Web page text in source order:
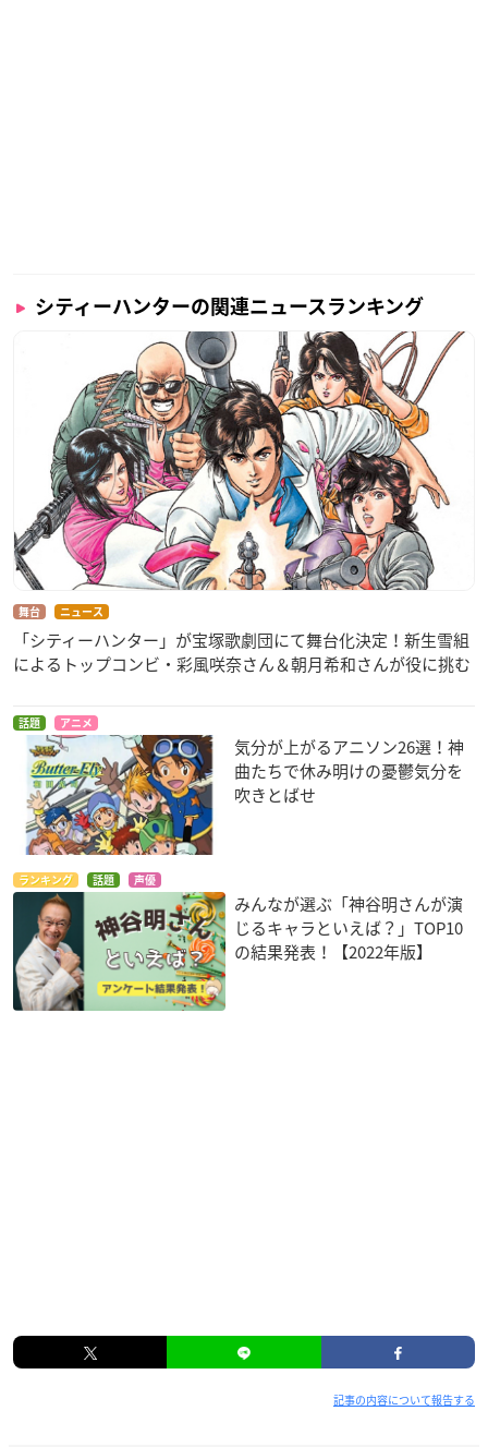
シティーハンターの関連ニュースランキング
舞台 ニュース
「シティーハンター」が宝塚歌劇団にて舞台化決定！新生雪組
によるトップコンビ・彩風咲奈さん＆朝月希和さんが役に挑む
話題 アニメ
気分が上がるアニソン26選！神
曲たちで休み明けの憂鬱気分を
吹きとばせ
ランキング 話題 声優
みんなが選ぶ「神谷明さんが演
じるキャラといえば？」TOP10
の結果発表！【2022年版】
記事の内容について報告する